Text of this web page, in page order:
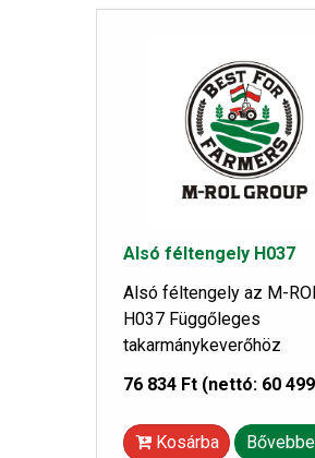
Alsó féltengely H037
Alsó féltengely az M-
H037 Függőleges
takarmánykeverőhöz
76 834 Ft (nettó: 60
Kosárba